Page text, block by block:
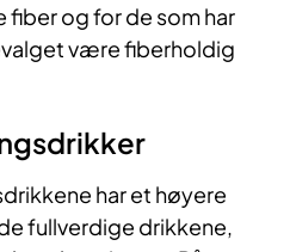
fiber og for de som har
være fiberholdig
har et høyere
fullverdige drikkene,